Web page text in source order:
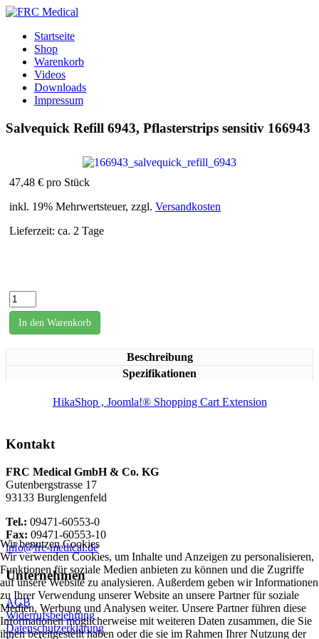
Startseite
Shop
Warenkorb
Videos
Downloads
Impressum
Salvequick Refill 6943, Pflasterstrips sensitiv 166943
47,48 € pro Stück
inkl. 19% Mehrwertsteuer, zzgl. Versandkosten
Lieferzeit: ca. 2 Tage
In den Warenkorb
Beschreibung
Spezifikationen
HikaShop , Joomla!® Shopping Cart Extension
Kontakt
FRC Medical GmbH & Co. KG
Gutenbergstrasse 17
93133 Burglengenfeld
Tel.: 09471-60553-0
Fax: 09471-60553-10
info@frc-medical.de
Unternehmen
AGB
Widerrufsbelehrung
Datenschutzerklärung
Wir benutzen Cookies
Wir verwenden Cookies, um Inhalte und Anzeigen zu personalisieren,
Funktionen für soziale Medien anbieten zu können und die Zugriffe
auf unsere Website zu analysieren. Außerdem geben wir Informationen
zu Ihrer Verwendung unserer Website an unsere Partner für soziale
Medien, Werbung und Analysen weiter. Unsere Partner führen diese
Informationen möglicherweise mit weiteren Daten zusammen, die Sie
ihnen bereitgestellt haben oder die sie im Rahmen Ihrer Nutzung der